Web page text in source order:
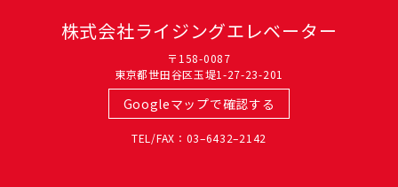
株式会社ライジングエレベーター
〒158-0087
東京都世田谷区玉堤1-27-23-201
Googleマップで確認する
TEL/FAX：03–6432–2142